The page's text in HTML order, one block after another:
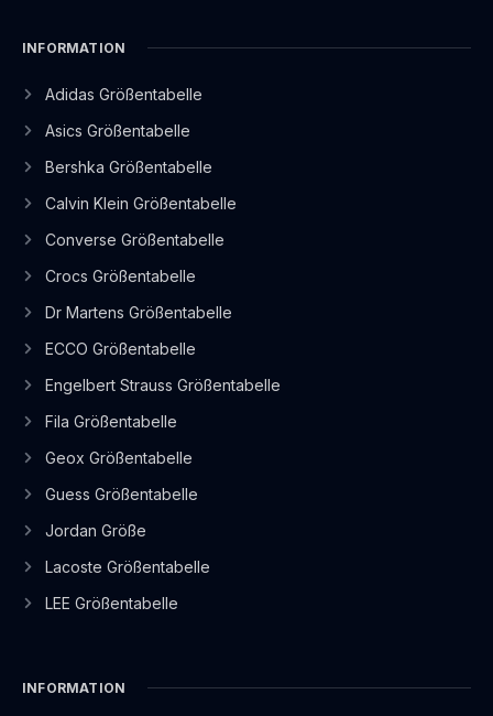
INFORMATION
Adidas Größentabelle
Asics Größentabelle
Bershka Größentabelle
Calvin Klein Größentabelle
Converse Größentabelle
Crocs Größentabelle
Dr Martens Größentabelle
ECCO Größentabelle
Engelbert Strauss Größentabelle
Fila Größentabelle
Geox Größentabelle
Guess Größentabelle
Jordan Größe
Lacoste Größentabelle
LEE Größentabelle
INFORMATION